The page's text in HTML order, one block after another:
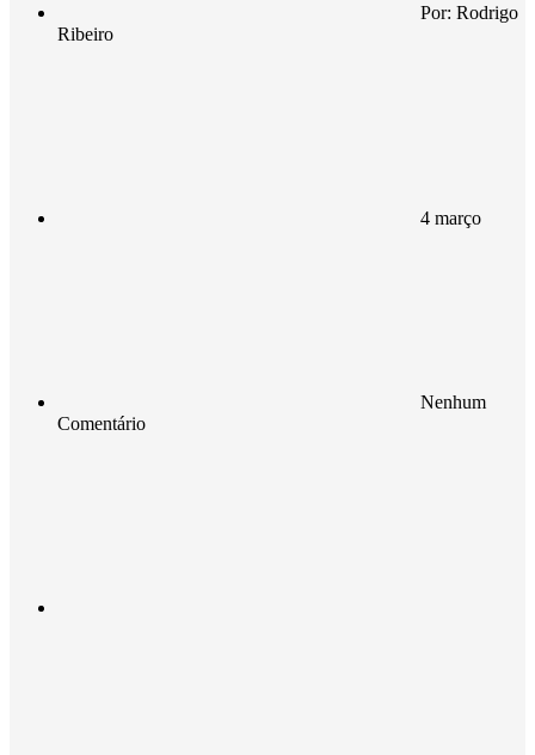
Por: Rodrigo
Ribeiro
4 março
Nenhum
Comentário